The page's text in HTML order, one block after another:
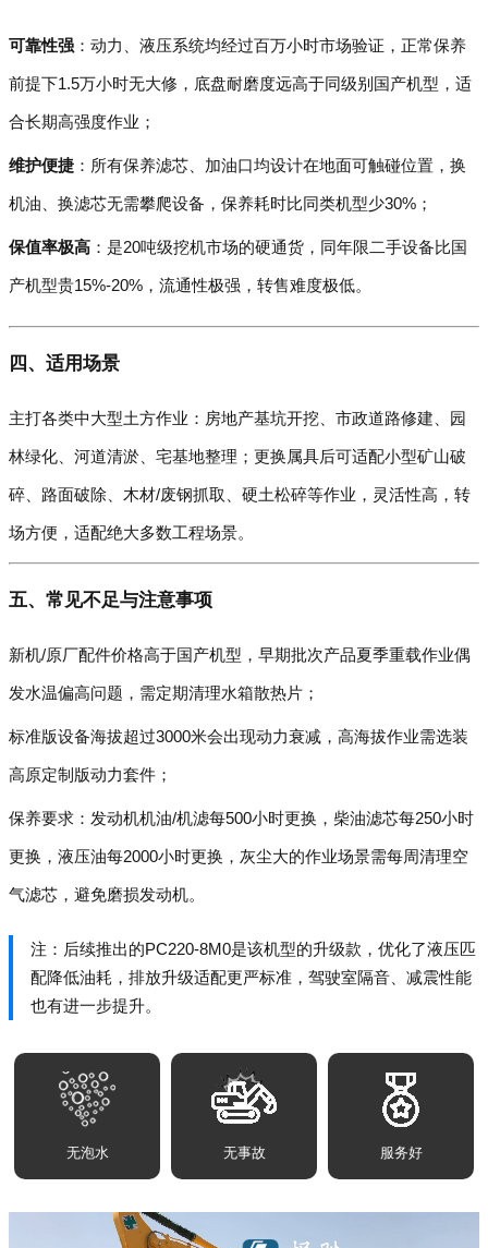
可靠性强 ：动力、液压系统均经过百万小时市场验证，正常保养
前提下1.5万小时无大修，底盘耐磨度远高于同级别国产机型，适
合长期高强度作业；
维护便捷 ：所有保养滤芯、加油口均设计在地面可触碰位置，换
机油、换滤芯无需攀爬设备，保养耗时比同类机型少30%；
保值率极高 ：是20吨级挖机市场的硬通货，同年限二手设备比国
产机型贵15%-20%，流通性极强，转售难度极低。
四、适用场景
主打各类中大型土方作业：房地产基坑开挖、市政道路修建、园
林绿化、河道清淤、宅基地整理；更换属具后可适配小型矿山破
碎、路面破除、木材/废钢抓取、硬土松碎等作业，灵活性高，转
场方便，适配绝大多数工程场景。
五、常见不足与注意事项
新机/原厂配件价格高于国产机型，早期批次产品夏季重载作业偶
发水温偏高问题，需定期清理水箱散热片；
标准版设备海拔超过3000米会出现动力衰减，高海拔作业需选装
高原定制版动力套件；
保养要求：发动机机油/机滤每500小时更换，柴油滤芯每250小时
更换，液压油每2000小时更换，灰尘大的作业场景需每周清理空
气滤芯，避免磨损发动机。
注：后续推出的PC220-8M0是该机型的升级款，优化了液压匹
配降低油耗，排放升级适配更严标准，驾驶室隔音、减震性能
也有进一步提升。
无泡水 无事故 服务好